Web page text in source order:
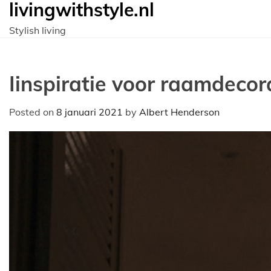
de
livingwithstyle.nl
Stylish living
Iinspiratie voor
Posted on 8 januari 2021 by Albert Henderson